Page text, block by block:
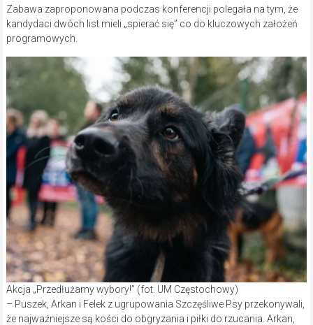
Zabawa zaproponowana podczas konferencji polegała na tym, że
kandydaci dwóch list mieli „spierać się” co do kluczowych założeń
programowych.
Akcja „Przedłużamy wybory!” (fot. UM Częstochowy)
– Puszek, Arkan i Felek z ugrupowania Szczęśliwe Psy przekonywali,
że najważniejsze są kości do obgryzania i piłki do rzucania. Arkan,